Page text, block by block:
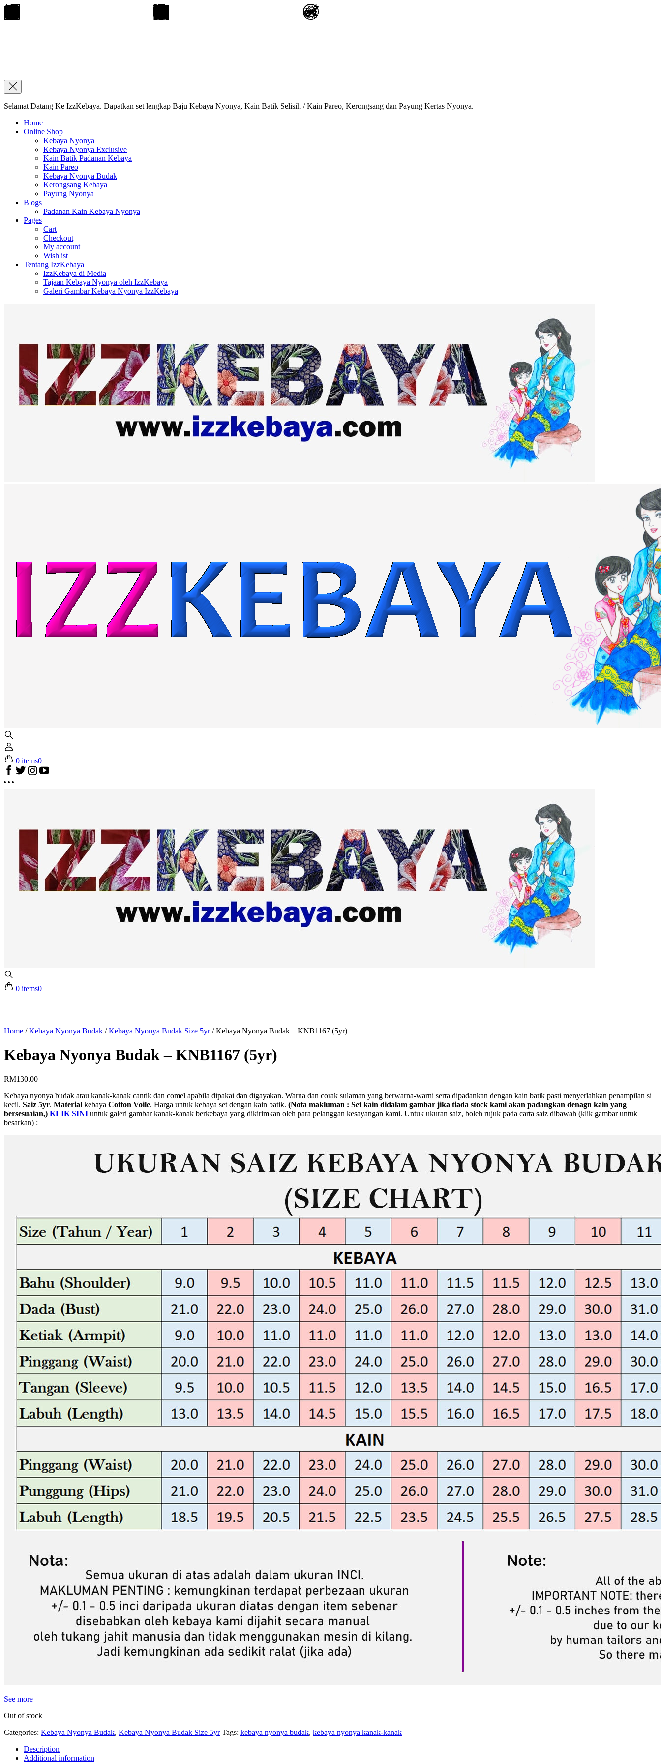
Selamat Datang Ke IzzKebaya. Dapatkan set lengkap Baju Kebaya Nyonya, Kain Batik Selisih / Kain Pareo, Kerongsang dan Payung Kertas Nyonya.
Home
Online Shop
Kebaya Nyonya
Kebaya Nyonya Exclusive
Kain Batik Padanan Kebaya
Kain Pareo
Kebaya Nyonya Budak
Kerongsang Kebaya
Payung Nyonya
Blogs
Padanan Kain Kebaya Nyonya
Pages
Cart
Checkout
My account
Wishlist
Tentang IzzKebaya
IzzKebaya di Media
Tajaan Kebaya Nyonya oleh IzzKebaya
Galeri Gambar Kebaya Nyonya IzzKebaya
0 items0
0 items0
Home /Kebaya Nyonya Budak /Kebaya Nyonya Budak Size 5yr/Kebaya Nyonya Budak – KNB1167 (5yr)
Kebaya Nyonya Budak – KNB1167 (5yr)
RM130.00
Kebaya nyonya budak atau kanak-kanak cantik dan comel apabila dipakai dan digayakan. Warna dan corak sulaman yang berwarna-warni serta dipadankan dengan kain batik pasti menyerlahkan penampilan si
kecil. Saiz 5yr. Material kebaya Cotton Voile. Harga untuk kebaya set dengan kain batik. (Nota makluman : Set kain didalam gambar jika tiada stock kami akan padangkan denagn kain yang
bersesuaian,) KLIK SINI untuk galeri gambar kanak-kanak berkebaya yang dikirimkan oleh para pelanggan kesayangan kami. Untuk ukuran saiz, boleh rujuk pada carta saiz dibawah (klik gambar untuk
besarkan) :
See more
Out of stock
Categories: Kebaya Nyonya Budak, Kebaya Nyonya Budak Size 5yr Tags: kebaya nyonya budak, kebaya nyonya kanak-kanak
Description
Additional information